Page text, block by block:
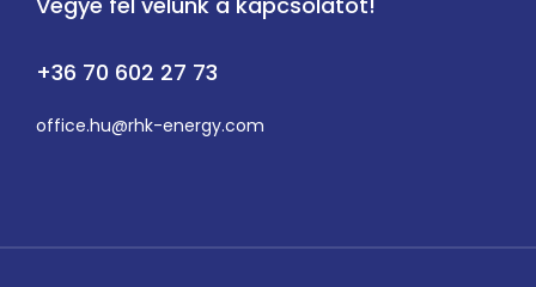
+36 70 602 27 73
office.hu@rhk-energy.com